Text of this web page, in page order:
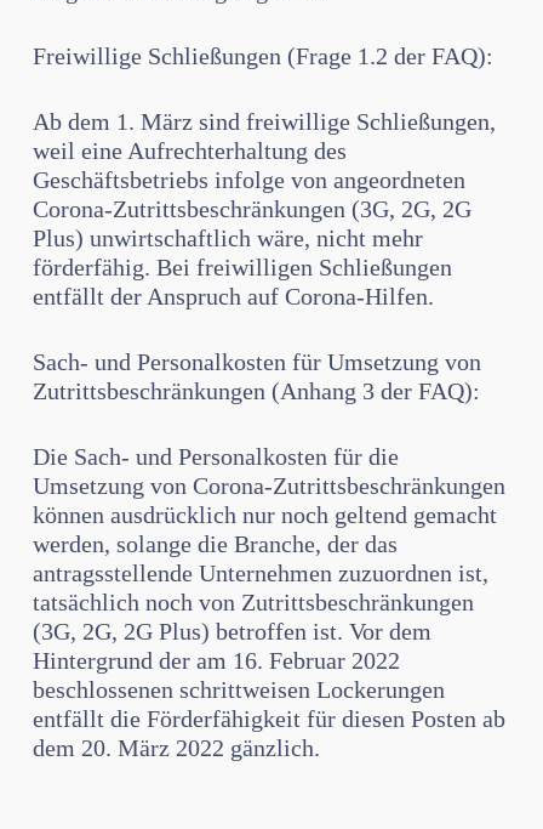
Freiwillige Schließungen (Frage 1.2 der FAQ):
Ab dem 1. März sind freiwillige Schließungen,
weil eine Aufrechterhaltung des
Geschäftsbetriebs infolge von angeordneten
Corona-Zutrittsbeschränkungen (3G, 2G, 2G
Plus) unwirtschaftlich wäre, nicht mehr
förderfähig. Bei freiwilligen Schließungen
entfällt der Anspruch auf Corona-Hilfen.
Sach- und Personalkosten für Umsetzung von
Zutrittsbeschränkungen (Anhang 3 der FAQ):
Die Sach- und Personalkosten für die
Umsetzung von Corona-Zutrittsbeschränkungen
können ausdrücklich nur noch geltend gemacht
werden, solange die Branche, der das
antragsstellende Unternehmen zuzuordnen ist,
tatsächlich noch von Zutrittsbeschränkungen
(3G, 2G, 2G Plus) betroffen ist. Vor dem
Hintergrund der am 16. Februar 2022
beschlossenen schrittweisen Lockerungen
entfällt die Förderfähigkeit für diesen Posten ab
dem 20. März 2022 gänzlich.